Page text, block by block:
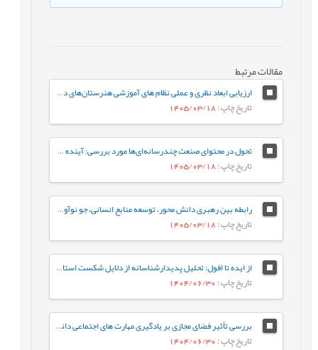
مقالات مرتبط
ارزیابی ابعاد نظری و عملی نظام های آموزشی هنرستان‌های دخترانه فنی و حرفه‌ای
تاریخ چاپ: 1405/03/18
تحول در محتوای صنعت چندرسانه‌ای‌ها مورد بررسی: آینده‌ ژانر برنامه‌های تلویزیون ایران در افق 1410
تاریخ چاپ: 1405/03/18
رابطه بین رهبری دانش محور، توسعه منابع انسانی، جو نوآوری و رفتار کاری خلاقانه با مزیت رقابتی پایدار با نقش میانجی نواوری سازمانی
تاریخ چاپ: 1405/03/18
از ایده تا افول: تحلیل پدیدارشناسانه از دلایل شکست استارت‌آپ‌های ایرانی
تاریخ چاپ: 1404/06/30
بررسی تأثیر فضای مجازی بر یادگیری مهارت های اجتماعی دانش آموزان از دیدگاه معلمان (مطالعه موردی: شهرستان هامون)
تاریخ چاپ: 1404/06/30